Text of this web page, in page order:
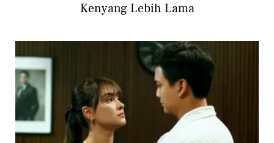
Kenyang Lebih Lama